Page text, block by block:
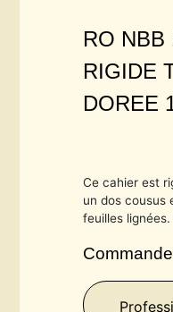
RO NBB
RIGIDE
DOREE
Ce cahier est
un dos cousus
feuilles